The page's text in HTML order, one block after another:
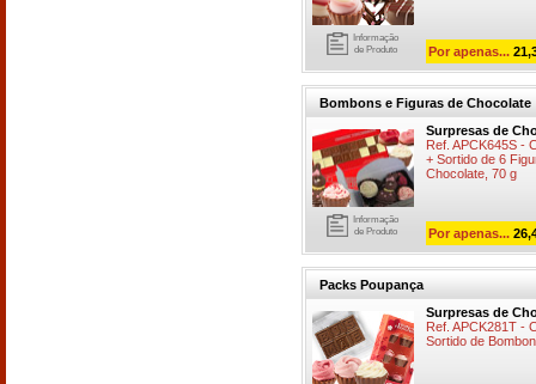
Informação
de Produto
Por apenas...
Bombons e Figuras de Chocolate
Informação
de Produto
Surpresas de
Ref. APCK645S -
+ Sortido de 6
Chocolate, 70 g
Por apenas...
Packs Poupança
Surpresas de
Ref. APCK281T -
Sortido de